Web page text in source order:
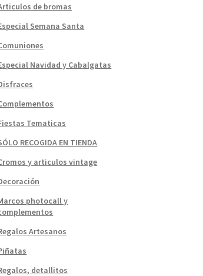
de bromas
Semana Santa
Navidad y Cabalgatas
Tematicas
RECOGIDA EN TIENDA
y articulos vintage
photocall y
Artesanos
detallitos